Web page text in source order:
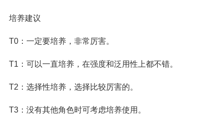
培养建议
T0：一定要培养，非常厉害。
T1：可以一直培养，在强度和泛用性上都不错。
T2：选择性培养，选择比较厉害的。
T3：没有其他角色时可考虑培养使用。